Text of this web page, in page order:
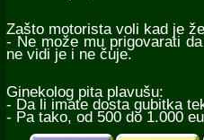
Zašto motorista voli kad je
- Ne može mu prigovarati
ne vidi je i ne čuje.
Ginekolog pita plavušu:
- Da li imate dosta gubitka
- Pa tako, od 500 do 1.000